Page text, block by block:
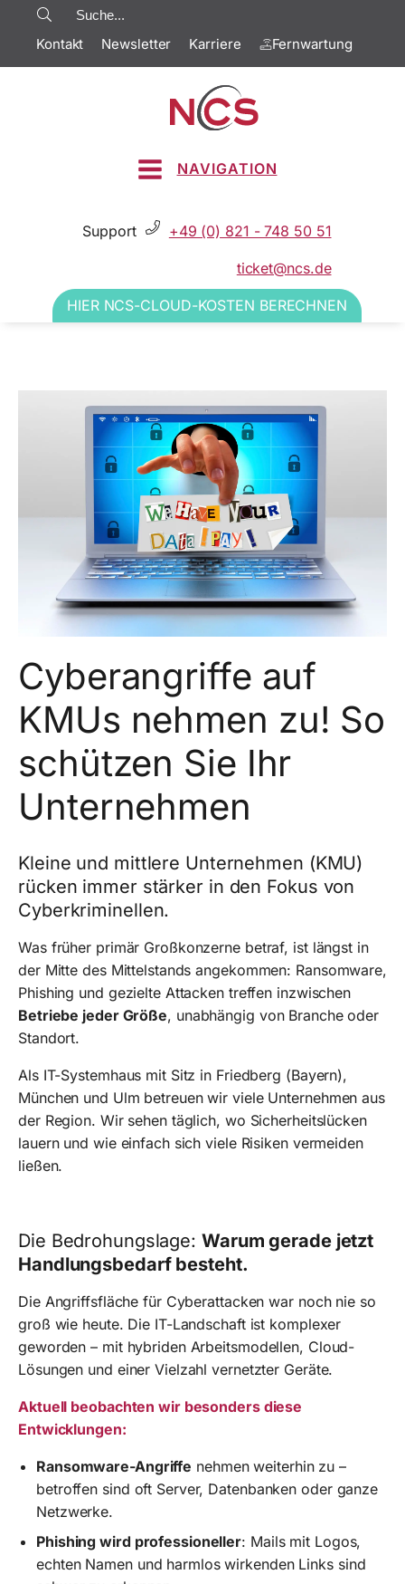
Kontakt Newsletter Karriere Fernwartung
NAVIGATION
Support +49 (0) 821 - 748 50 51
ticket@ncs.de
HIER NCS-CLOUD-KOSTEN BERECHNEN
Cyberangriffe auf
KMUs nehmen zu! So
schützen Sie Ihr
Unternehmen
Kleine und mittlere Unternehmen (KMU)
rücken immer stärker in den Fokus von
Cyberkriminellen.
Was früher primär Großkonzerne betraf, ist längst in
der Mitte des Mittelstands angekommen: Ransomware,
Phishing und gezielte Attacken treffen inzwischen
Betriebe jeder Größe, unabhängig von Branche oder
Standort.
Als IT-Systemhaus mit Sitz in Friedberg (Bayern),
München und Ulm betreuen wir viele Unternehmen aus
der Region. Wir sehen täglich, wo Sicherheitslücken
lauern und wie einfach sich viele Risiken vermeiden
ließen.
Die Bedrohungslage: Warum gerade jetzt
Handlungsbedarf besteht.
Die Angriffsfläche für Cyberattacken war noch nie so
groß wie heute. Die IT-Landschaft ist komplexer
geworden – mit hybriden Arbeitsmodellen, Cloud-
Lösungen und einer Vielzahl vernetzter Geräte.
Aktuell beobachten wir besonders diese
Entwicklungen:
Ransomware-Angriffe nehmen weiterhin zu –
betroffen sind oft Server, Datenbanken oder ganze
Netzwerke.
Phishing wird professioneller: Mails mit Logos,
echten Namen und harmlos wirkenden Links sind